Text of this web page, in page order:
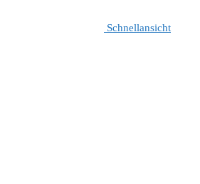
Schnellansicht